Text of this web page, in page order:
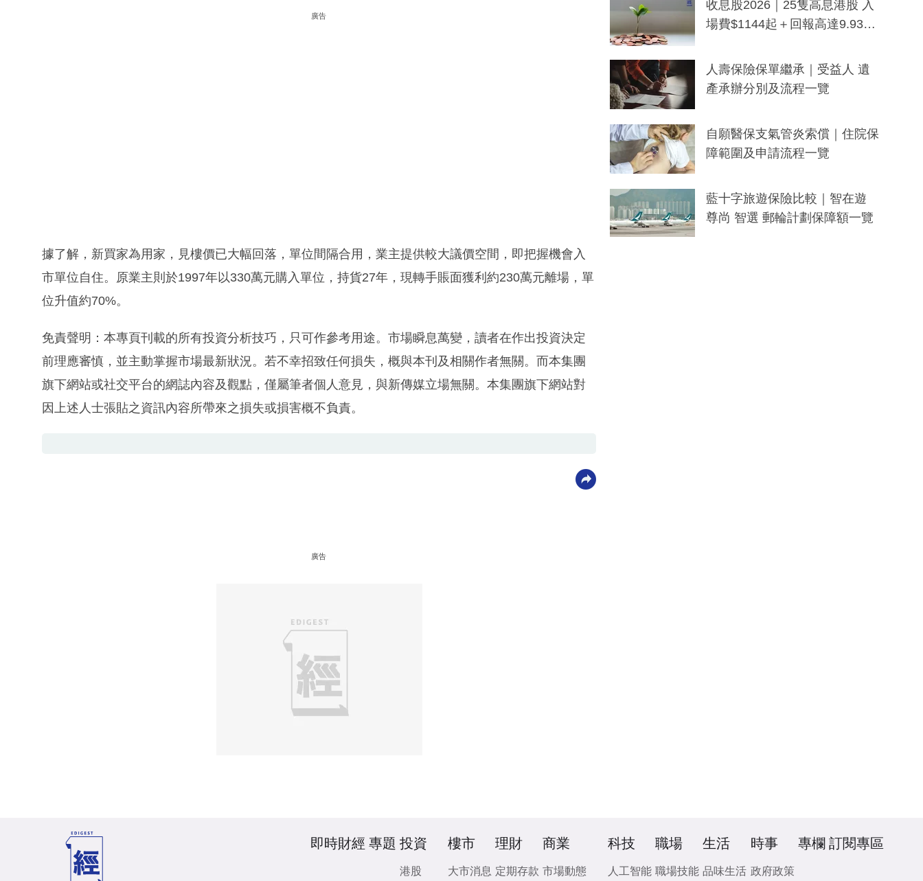
廣告
據了解，新買家為用家，見樓價已大幅回落，單位間隔合用，業主提供較大議價空間，即把握機會入
市單位自住。原業主則於1997年以330萬元購入單位，持貨27年，現轉手賬面獲利約230萬元離場，單
位升值約70%。
免責聲明：本專頁刊載的所有投資分析技巧，只可作參考用途。市場瞬息萬變，讀者在作出投資決定
前理應審慎，並主動掌握市場最新狀況。若不幸招致任何損失，概與本刊及相關作者無關。而本集團
旗下網站或社交平台的網誌內容及觀點，僅屬筆者個人意見，與新傳媒立場無關。本集團旗下網站對
因上述人士張貼之資訊內容所帶來之損失或損害概不負責。
廣告
收息股2026｜25隻高息港股 入
場費$1144起＋回報高達9.93
人壽保險保單繼承｜受益人 遺
產承辦分別及流程一覽
自願醫保支氣管炎索償｜住院保
障範圍及申請流程一覽
藍十字旅遊保險比較｜智在遊
尊尚 智選 郵輪計劃保障額一覽
即時財經 專題 投資
港股
樓市
大市消息
理財
定期存款
商業
市場動態
科技
人工智能
職場
職場技能
生活
品味生活
時事
政府政策
專欄 訂閱專區